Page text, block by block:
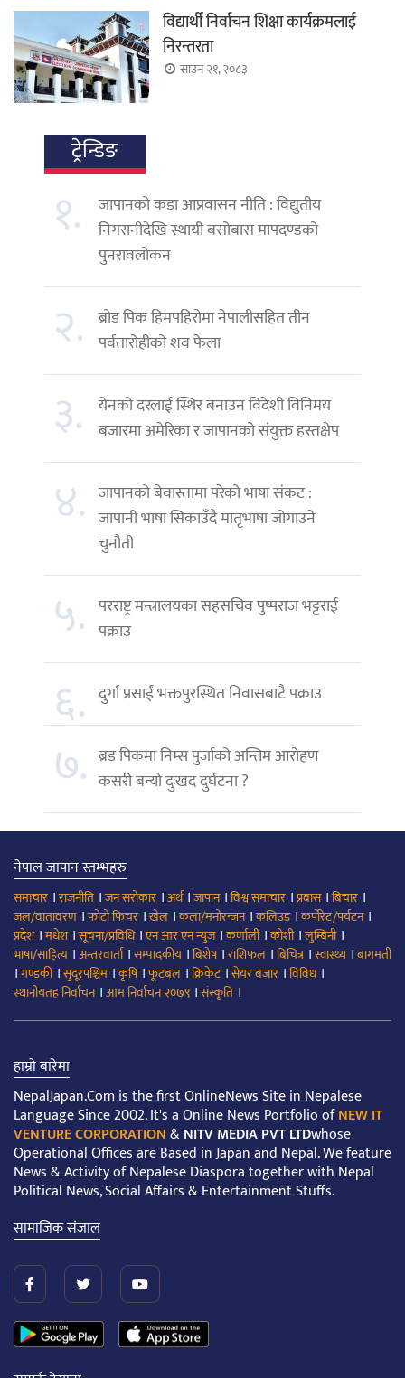
विद्यार्थी निर्वाचन शिक्षा कार्यक्रमलाई
निरन्तरता
साउन २१, २०८३
ट्रेन्डिङ
१.
जापानको कडा आप्रवासन नीति : विद्युतीय
निगरानीदेखि स्थायी बसोबास मापदण्डको
पुनरावलोकन
२. ब्रोड पिक हिमपहिरोमा नेपालीसहित तीन
पर्वतारोहीको शव फेला
३.
येनको दरलाई स्थिर बनाउन विदेशी विनिमय
बजारमा अमेरिका र जापानको संयुक्त हस्तक्षेप
४. जापानको बेवास्तामा परेको भाषा संकट :
जापानी भाषा सिकाउँदै मातृभाषा जोगाउने
चुनौती
५. परराष्ट्र मन्त्रालयका सहसचिव पुष्पराज भट्टराई
पक्राउ
६. दुर्गा प्रसाईं भक्तपुरस्थित निवासबाटै पक्राउ
७. ब्रड पिकमा निम्स पुर्जाको अन्तिम आरोहण
कसरी बन्यो दुःखद दुर्घटना ?
नेपाल जापान स्तम्भहरु
समाचार ।राजनीति ।जन सरोकार ।अर्थ।जापान।विश्व समाचार ।प्रबास।बिचार ।
जल/वातावरण ।फोटो फिचर ।खेल ।कला/मनोरन्जन।कलिउड।कर्पोरेट/पर्यटन।
प्रदेश।मधेश।सूचना/प्रविधि।एन आर एन न्युज।कर्णाली।कोशी।लुम्बिनी।
भाषा/साहित्य ।अन्तरवार्ता।सम्पादकीय ।बिशेष।राशिफल ।बिचित्र।स्वास्थ्य ।बागमती
।गण्डकी।सुदूरपश्चिम ।कृषि।फूटबल ।क्रिकेट।सेयर बजार ।विविध।
स्थानीयतह निर्वाचन।आम निर्वाचन २०७९ ।संस्कृति ।
हाम्रो बारेमा
NepalJapan.Com is the first OnlineNews Site in Nepalese
Language Since 2002. It's a Online News Portfolio ofNEW IT
VENTURE CORPORATION&NITV MEDIA PVT LTDwhose
Operational Offices are Based in Japan and Nepal. We feature
News & Activity of Nepalese Diaspora together with Nepal
Political News, Social Affairs & Entertainment Stuffs.
सामाजिक संजाल